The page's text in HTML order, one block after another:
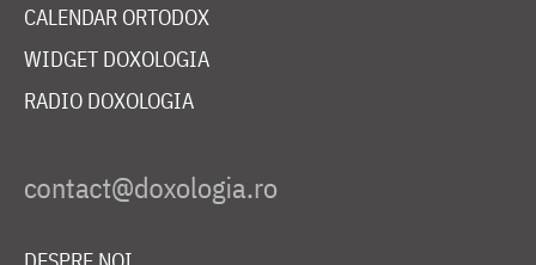
CALENDAR ORTODOX
WIDGET DOXOLOGIA
RADIO DOXOLOGIA